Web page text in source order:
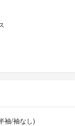
袖/袖なし)